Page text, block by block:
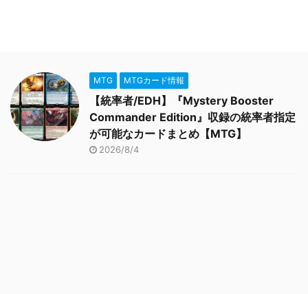
MTG MTGカード情報
【統率者/EDH】『Mystery Booster
Commander Edition』収録の統率者指定
が可能なカードまとめ【MTG】
2026/8/4